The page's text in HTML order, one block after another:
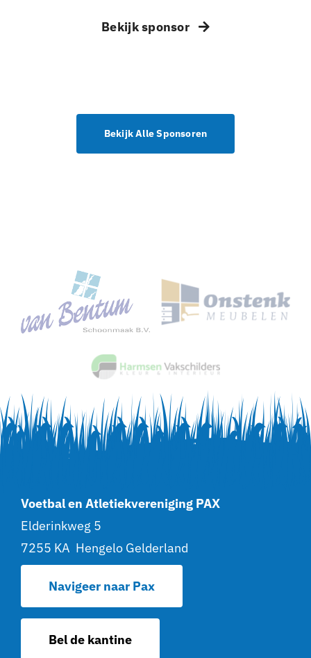
Bekijk sponsor
Bekijk Alle Sponsoren
Voetbal en Atletiekvereniging PAX
Elderinkweg 5
7255 KA Hengelo Gelderland
Navigeer naar Pax
Bel de kantine